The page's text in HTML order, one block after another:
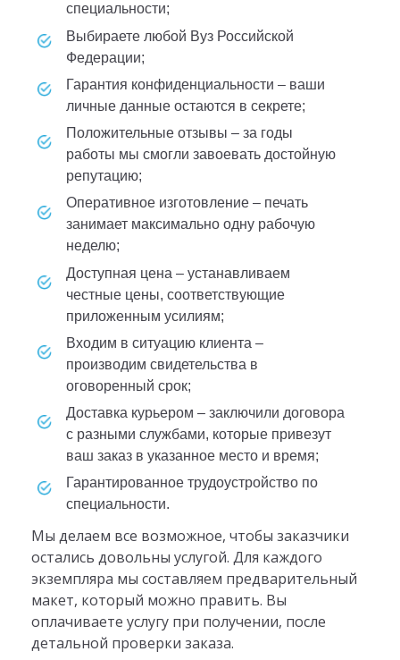
специальности;
выбираете любой Вуз Российской
Федерации;
гарантия конфиденциальности – ваши
личные данные остаются в секрете;
положительные отзывы – за годы
работы мы смогли завоевать достойную
репутацию;
оперативное изготовление – печать
занимает максимально одну рабочую
неделю;
доступная цена – устанавливаем
честные цены, соответствующие
приложенным усилиям;
входим в ситуацию клиента –
производим свидетельства в
оговоренный срок;
доставка курьером – заключили договора
с разными службами, которые привезут
ваш заказ в указанное место и время;
гарантированное трудоустройство по
специальности.
Мы делаем все возможное, чтобы заказчики
остались довольны услугой. Для каждого
экземпляра мы составляем предварительный
макет, который можно править. Вы
оплачиваете услугу при получении, после
детальной проверки заказа.